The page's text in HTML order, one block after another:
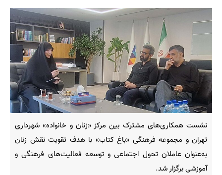
نشست همکاری‌های مشترک بین مرکز «زنان و خانواده» شهرداری
تهران و مجموعه فرهنگی «باغ کتاب» با هدف تقویت نقش زنان
به‌عنوان عاملان تحول اجتماعی و توسعه فعالیت‌های فرهنگی و
آموزشی برگزار شد.